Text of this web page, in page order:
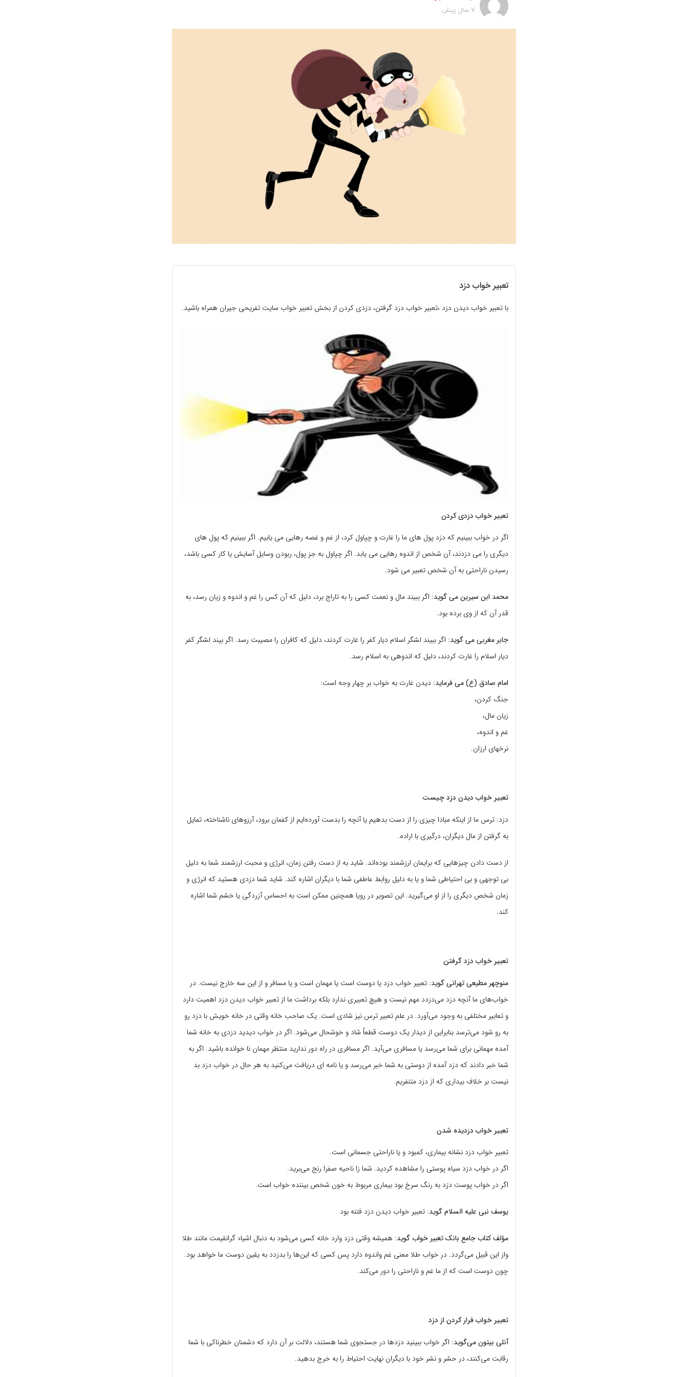
7 سال پیش
تعبیر خواب دزد
با تعبیر خواب دیدن دزد ،تعبیر خواب دزد گرفتن، دزدی کردن از بخش تعبیر خواب سایت تفریحی جیران همراه باشید.
تعبیر خواب دزدی کردن
اگر در خواب ببینیم که دزد پول های ما را غارت و چپاول کرد، از غم و غصه رهایی می یابیم. اگر ببینیم که پول های
دیگری را می دزدند، آن شخص از اندوه رهایی می یابد. اگر چپاول به جز پول، ربودن وسایل آسایش یا کار کسی باشد،
رسیدن ناراحتی به آن شخص تعبیر می شود.
محمد ابن سیرین می گوید: اگر ببیند مال و نعمت کسی را به تاراج برد، دلیل که آن کس را غم و اندوه و زیان رسد، به
قدر آن که از وی برده بود.
جابر مغربی می گوید: اگر ببیند لشگر اسلام دیار کفر را غارت کردند، دلیل که کافران را مصیبت رسد. اگر بیند لشگر کفر
دیار اسلام را غارت کردند، دلیل که اندوهی به اسلام رسد.
امام صادق (ع) می فرماید: دیدن غارت به خواب بر چهار وجه است:
جنگ کردن،
زیان مال،
غم و اندوه،
نرخهای ارزان.
تعبیر خواب دیدن دزد چیست
دزد: ترس ما از اینکه مبادا چیزی را از دست بدهیم یا آنچه را بدست آورده‌ایم از کفمان برود، آرزوهای ناشناخته، تمایل
به گرفتن از مال دیگران، درگیری با اراده.
از دست دادن چیزهایی که برایمان ارزشمند بوده‌اند. شاید به از دست رفتن زمان، انرژی و محبت ارزشمند شما به دلیل
بی توجهی و بی احتیاطی شما و یا به دلیل روابط عاطفی شما با دیگران اشاره کند. شاید شما دزدی هستید که انرژی و
زمان شخص دیگری را از او می‌گیرید. این تصویر در رویا همچنین ممکن است به احساس آزردگی یا خشم شما اشاره
کند.
تعبیر خواب دزد گرفتن
منوچهر مطیعی تهرانی گوید: تعبیر خواب دزد یا دوست است یا مهمان است و یا مسافر و از این سه خارج نیست. در
خواب‌های ما آنچه دزد می‌دزدد مهم نیست و هیچ تعبیری ندارد بلکه برداشت ما از تعبیر خواب دیدن دزد اهمیت دارد
و تعابیر مختلفی به وجود می‌آورد. در علم تعبیر ترس نیز شادی است. یک صاحب خانه وقتی در خانه خویش با دزد رو
به رو شود می‌ترسد بنابراین از دیدار یک دوست قطعاً شاد و خوشحال می‌شود. اگر در خواب دیدید دزدی به خانه شما
آمده مهمانی برای شما می‌رسد یا مسافری می‌آید. اگر مسافری در راه دور ندارید منتظر مهمان نا خوانده باشید. اگر به
شما خبر دادند که دزد آمده از دوستی به شما خبر می‌رسد و یا نامه ای دریافت می‌کنید به هر حال در خواب دزد بد
نیست بر خلاف بیداری که از دزد متنفریم.
تعبیر خواب دزدیده شدن
تعبیر خواب دزد نشانه بیماری، کمبود و یا ناراحتی جسمانی است.
اگر در خواب دزد سیاه پوستی را مشاهده کردید. شما زا ناحیه صفرا رنج می‌برید.
اگر در خواب پوست دزد به رنگ سرخ بود بیماری مربوط به خون شخص بیننده خواب است.
یوسف نبی علیه السلام گوید: تعبیر خواب دیدن دزد فتنه بود
مؤلف کتاب جامع بانک تعبیر خواب گوید: همیشه وقتی دزد وارد خانه کسی می‌شود به دنبال اشیاء گرانقیمت مانند طلا
واز این قبیل می‌گردد. در خواب طلا معنی غم واندوه دارد پس کسی که این‌ها را بدزدد به یقین دوست ما خواهد بود.
چون دوست است که از ما غم و ناراحتی را دور می‌کند.
تعبیر خواب فرار کردن از دزد
آنلی بیتون می‌گوید: اگر خواب ببینید دزدها در جستجوی شما هستند، دلالت بر آن دارد که دشمنان خطرناکی با شما
رقابت می‌کنند، در حشر و نشر خود با دیگران نهایت احتیاط را به خرج بدهید.